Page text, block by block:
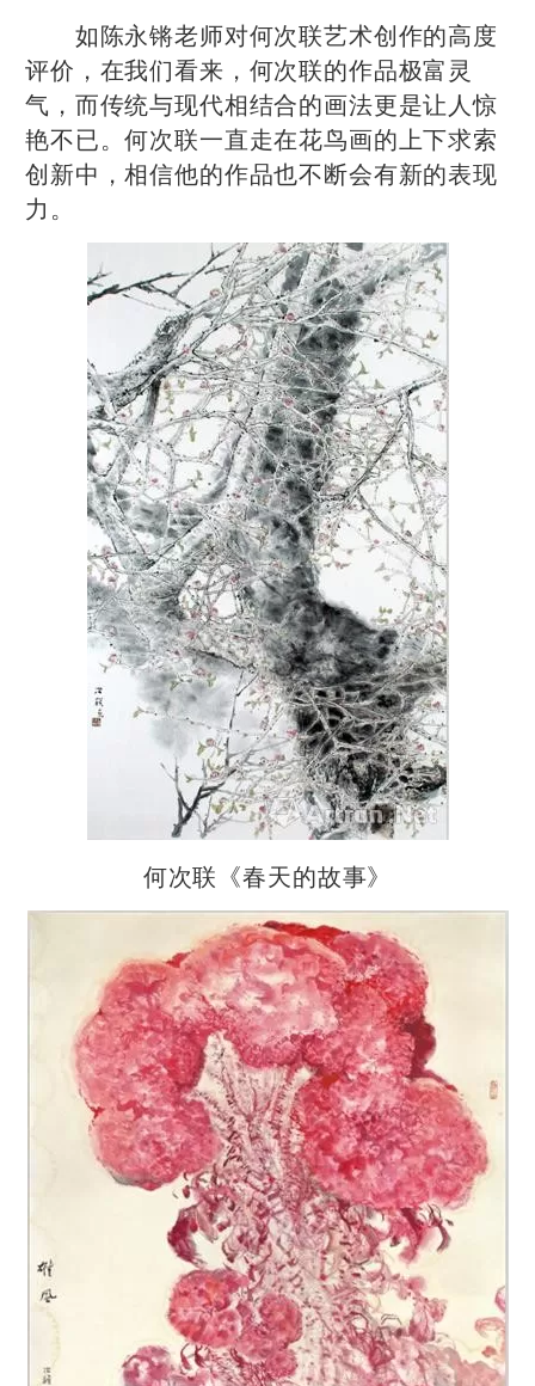
如陈永锵老师对何次联艺术创作的高度
评价，在我们看来，何次联的作品极富灵
气，而传统与现代相结合的画法更是让人惊
艳不已。何次联一直走在花鸟画的上下求索
创新中，相信他的作品也不断会有新的表现
力。
何次联《春天的故事》